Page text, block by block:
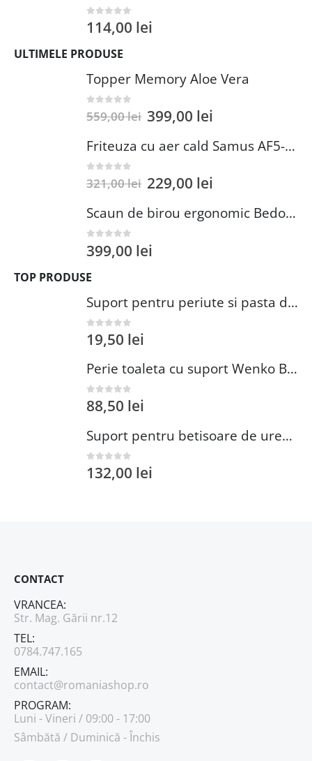
0 out of 5
114,00 lei
ULTIMELE PRODUSE
Topper Memory Aloe Vera
out of 5
559,00lei 399,00 lei
Friteuza cu aer cald Samus AF5-S1400DW
out of 5
321,00lei 229,00 lei
Scaun de birou ergonomic Bedora Lotte, Mesh, Negru/Rosu
0 out of 5
399,00 lei
TOP PRODUSE
Suport pentru periute si pasta de dinti Wenko Brasil Petrol 7.3 x 10.3 cm plastic verde inchis
0 out of 5
19,50 lei
Perie toaleta cu suport Wenko Brasil Petrol 10x37 cm plastic verde inchis
0out of 5
88,50 lei
Suport pentru betisoare de urechi si dischete demachiante Wenko 18 cm inox plastic argintiu
0 out of 5
132,00 lei
CONTACT
VRANCEA:
Str. Mag. Gării nr.12
TEL:
0784.747.165
EMAIL:
contact@romaniashop.ro
PROGRAM:
Luni - Vineri / 09:00 - 17:00
Sâmbătă / Duminică - Închis